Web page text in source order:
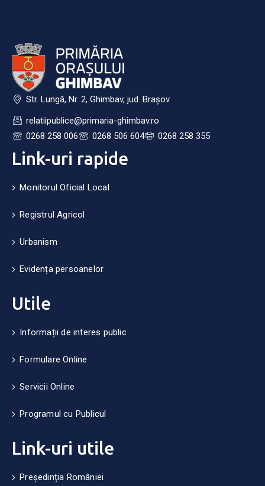
Str. Lungă, Nr. 2, Ghimbav, jud. Brașov
relatiipublice@primaria-ghimbav.ro
0268 258 006
0268 506 604 0268 258 355
Link-uri rapide
Monitorul Oficial Local
Registrul Agricol
Urbanism
Evidența persoanelor
Utile
Informații de interes public
Formulare Online
Servicii Online
Programul cu Publicul
Link-uri utile
Președinția României